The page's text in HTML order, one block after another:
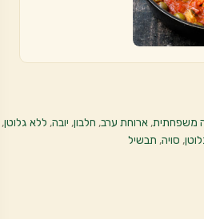
משפחתית,ארוחת ערב, חלבון, יובה, ללא גלוטן,
, סויה, תבשיל